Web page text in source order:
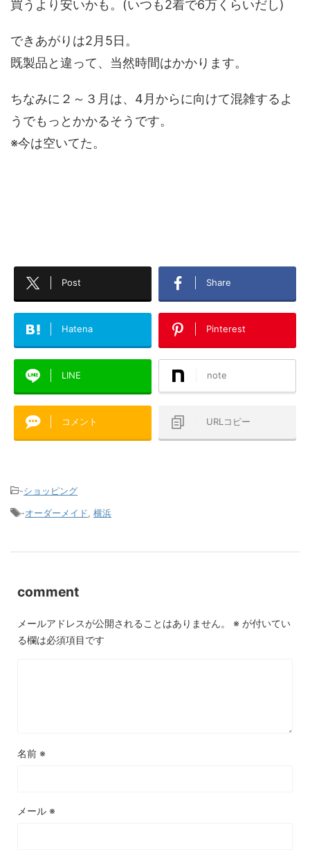
買うより安いかも。(いつも2着で6万くらいだし)
できあがりは2月5日。
既製品と違って、当然時間はかかります。
ちなみに２～３月は、4月からに向けて混雑するよ
うでもっとかかるそうです。
※今は空いてた。
Post Share
Hatena Pinterest
LINE note
コメント URLコピー
-ショッピング
-オーダーメイド 横浜
comment
メールアドレスが公開されることはありません。 ※ が付いてい
る欄は必須項目です
名前 ※
メール ※